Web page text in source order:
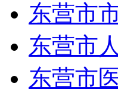
东营市
东营市
东营市